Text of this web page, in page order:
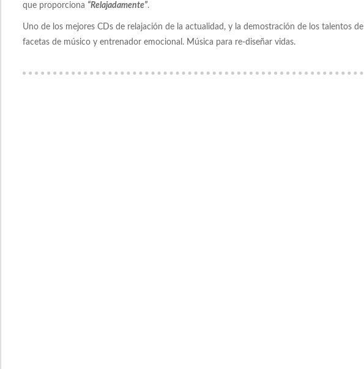
que proporciona “Relajadamente”.
Uno de los mejores CDs de relajación de la actualidad, y la demostración de los talentos de
facetas de músico y entrenador emocional. Música para re-diseñar vidas.